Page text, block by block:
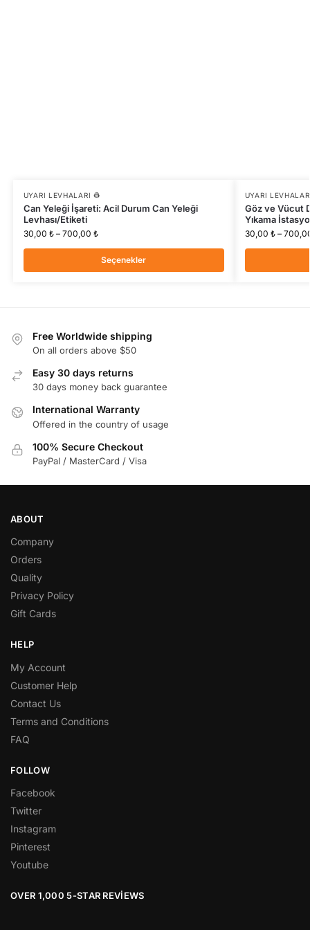
UYARI LEVHALARI 👷
Can Yeleği İşareti: Acil Durum Can Yeleği
Levhası/Etiketi
30,00 ₺ – 700,00 ₺
Seçenekler
UYARI
Göz ve Vücut
Yıkama
30,00 ₺ –
Free Worldwide shipping
On all orders above $50
Easy 30 days returns
30 days money back guarantee
International Warranty
Offered in the country of usage
100% Secure Checkout
PayPal / MasterCard / Visa
ABOUT
Company
Orders
Quality
Privacy Policy
Gift Cards
HELP
My Account
Customer Help
Contact Us
Terms and Conditions
FAQ
FOLLOW
Facebook
Twitter
Instagram
Pinterest
Youtube
OVER 1,000 5-STAR REVIEWS